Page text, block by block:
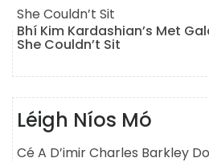
Bhí Kim Kardashian’s Met
She Couldn’t Sit
Léigh Níos Mó
Cé A D’imir Charles Barkley Do